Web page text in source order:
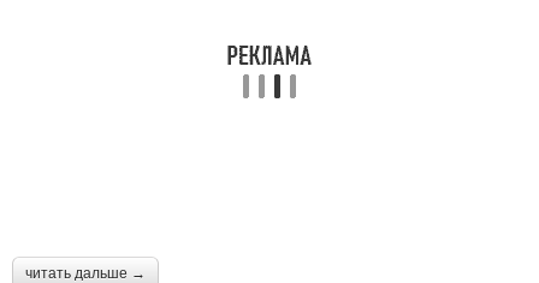
читать дальше →